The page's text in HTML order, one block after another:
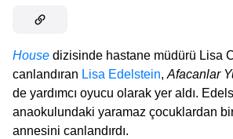
House dizisinde hastane müdürü Lisa
canlandıran Lisa Edelstein,Afacanlar
de yardımcı oyucu olarak yer aldı.
anaokulundaki yaramaz çocuklardan
annesini canlandırdı.